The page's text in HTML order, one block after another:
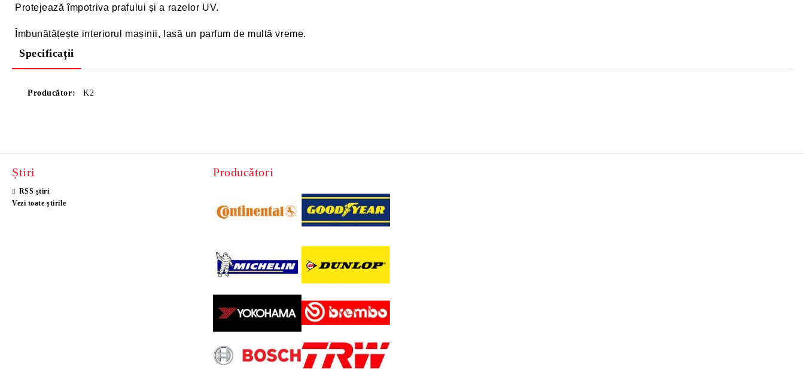
Protejează împotriva prafului și a razelor UV.
Îmbunătățește interiorul mașinii, lasă un parfum de multă vreme.
Specificații
Producător: K2
Știri
RSS știri
Vezi toate știrile
Producători